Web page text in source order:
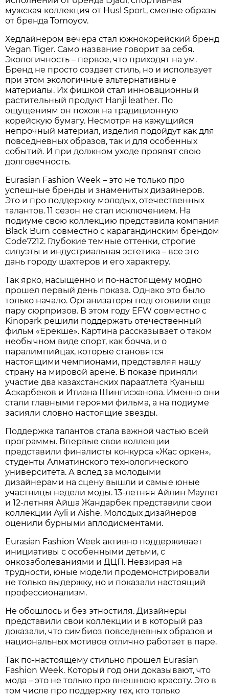
мужская коллекция от Husl Sport, смелые образы
от бренда Tomoyov.
Хедлайнером вечера стал южнокорейский бренд
Vegan Tiger. Само название говорит за себя.
Экологичность – первое, что приходят на ум.
Бренд не просто создает стиль, но и использует
при этом экологичные альтернативные
материалы. Их фишкой стал инновационный
растительный продукт Hanji leather. По
ощущениям он похож на традиционную
корейскую бумагу. Несмотря на кажущийся
непрочный материал, изделия подойдут как для
повседневных образов, так и для особенных
событий. И при должном уходе проявят свою
долговечность.
Eurasian Fashion Week – это не только про
успешные бренды и знаменитых дизайнеров.
Это и про поддержку молодых, отечественных
талантов. 11 сезон не стал исключением. На
подиуме свою коллекцию представила компания
Black Burn совместно с карагандинским брендом
Code7212. Глубокие темные оттенки, строгие
силуэты и индустриальная эстетика – все это
дань городу шахтеров и его характеру.
Так ярко, насыщенно и по-настоящему модно
прошел первый день показа. Однако это было
только начало. Организаторы подготовили еще
пару сюрпризов. В этом году EFW совместно с
Kinopark решили поддержать отечественный
фильм «Ерекше». Картина рассказывает о таком
необычном виде спорт, как бочча, и о
паралимпийцах, которые становятся
настоящими чемпионами, представляя нашу
страну на мировой арене. В показе приняли
участие два казахстанских параатлета Куаныш
Аскарбеков и Итиана Шингисханова. Именно они
стали главными героями фильма, а на подиуме
засияли словно настоящие звезды.
Поддержка талантов стала важной частью всей
программы. Впервые свои коллекции
представили финалисты конкурса «Жас оркен»,
студенты Алматинского технологического
университета. А вслед за молодыми
дизайнерами на сцену вышли и самые юные
участницы недели моды. 13-летняя Айлин Маулет
и 12-летняя Айша Жандарбек представили свои
коллекции Ayli и Aishe. Молодых дизайнеров
оценили бурными аплодисментами.
Eurasian Fashion Week активно поддерживает
инициативы с особенными детьми, с
онкозаболеваниями и ДЦП. Невзирая на
трудности, юные модели продемонстрировали
не только выдержку, но и показали настоящий
профессионализм.
Не обошлось и без этностиля. Дизайнеры
представили свои коллекции и в который раз
доказали, что симбиоз повседневных образов и
национальных мотивов отлично работает в паре.
Так по-настоящему стильно прошел Eurasian
Fashion Week. Который год они доказывают, что
мода – это не только про внешнюю красоту. Это в
том числе про поддержку тех, кто только